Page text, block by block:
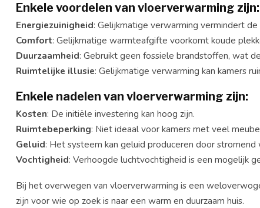
Enkele voordelen van vloerverwarming zijn:
Energiezuinigheid: Gelijkmatige verwarming vermindert
Comfort: Gelijkmatige warmteafgifte voorkomt koude
Duurzaamheid: Gebruikt geen fossiele brandstoffen, wat
Ruimtelijke illusie: Gelijkmatige verwarming kan kamers
Enkele nadelen van vloerverwarming zijn:
Kosten: De initiële investering kan hoog zijn.
Ruimtebeperking: Niet ideaal voor kamers met veel
Geluid: Het systeem kan geluid produceren door stromend
Vochtigheid: Verhoogde luchtvochtigheid is een mogelijk
Bij het overwegen van vloerverwarming is een
zijn voor wie op zoek is naar een warm en duurzaam huis.